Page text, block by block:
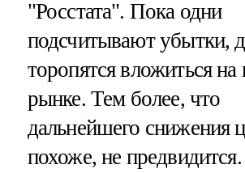
"Росстата". Пока одни
подсчитывают убытки,
торопятся вложиться
рынке. Тем более, что
дальнейшего снижения
похоже, не